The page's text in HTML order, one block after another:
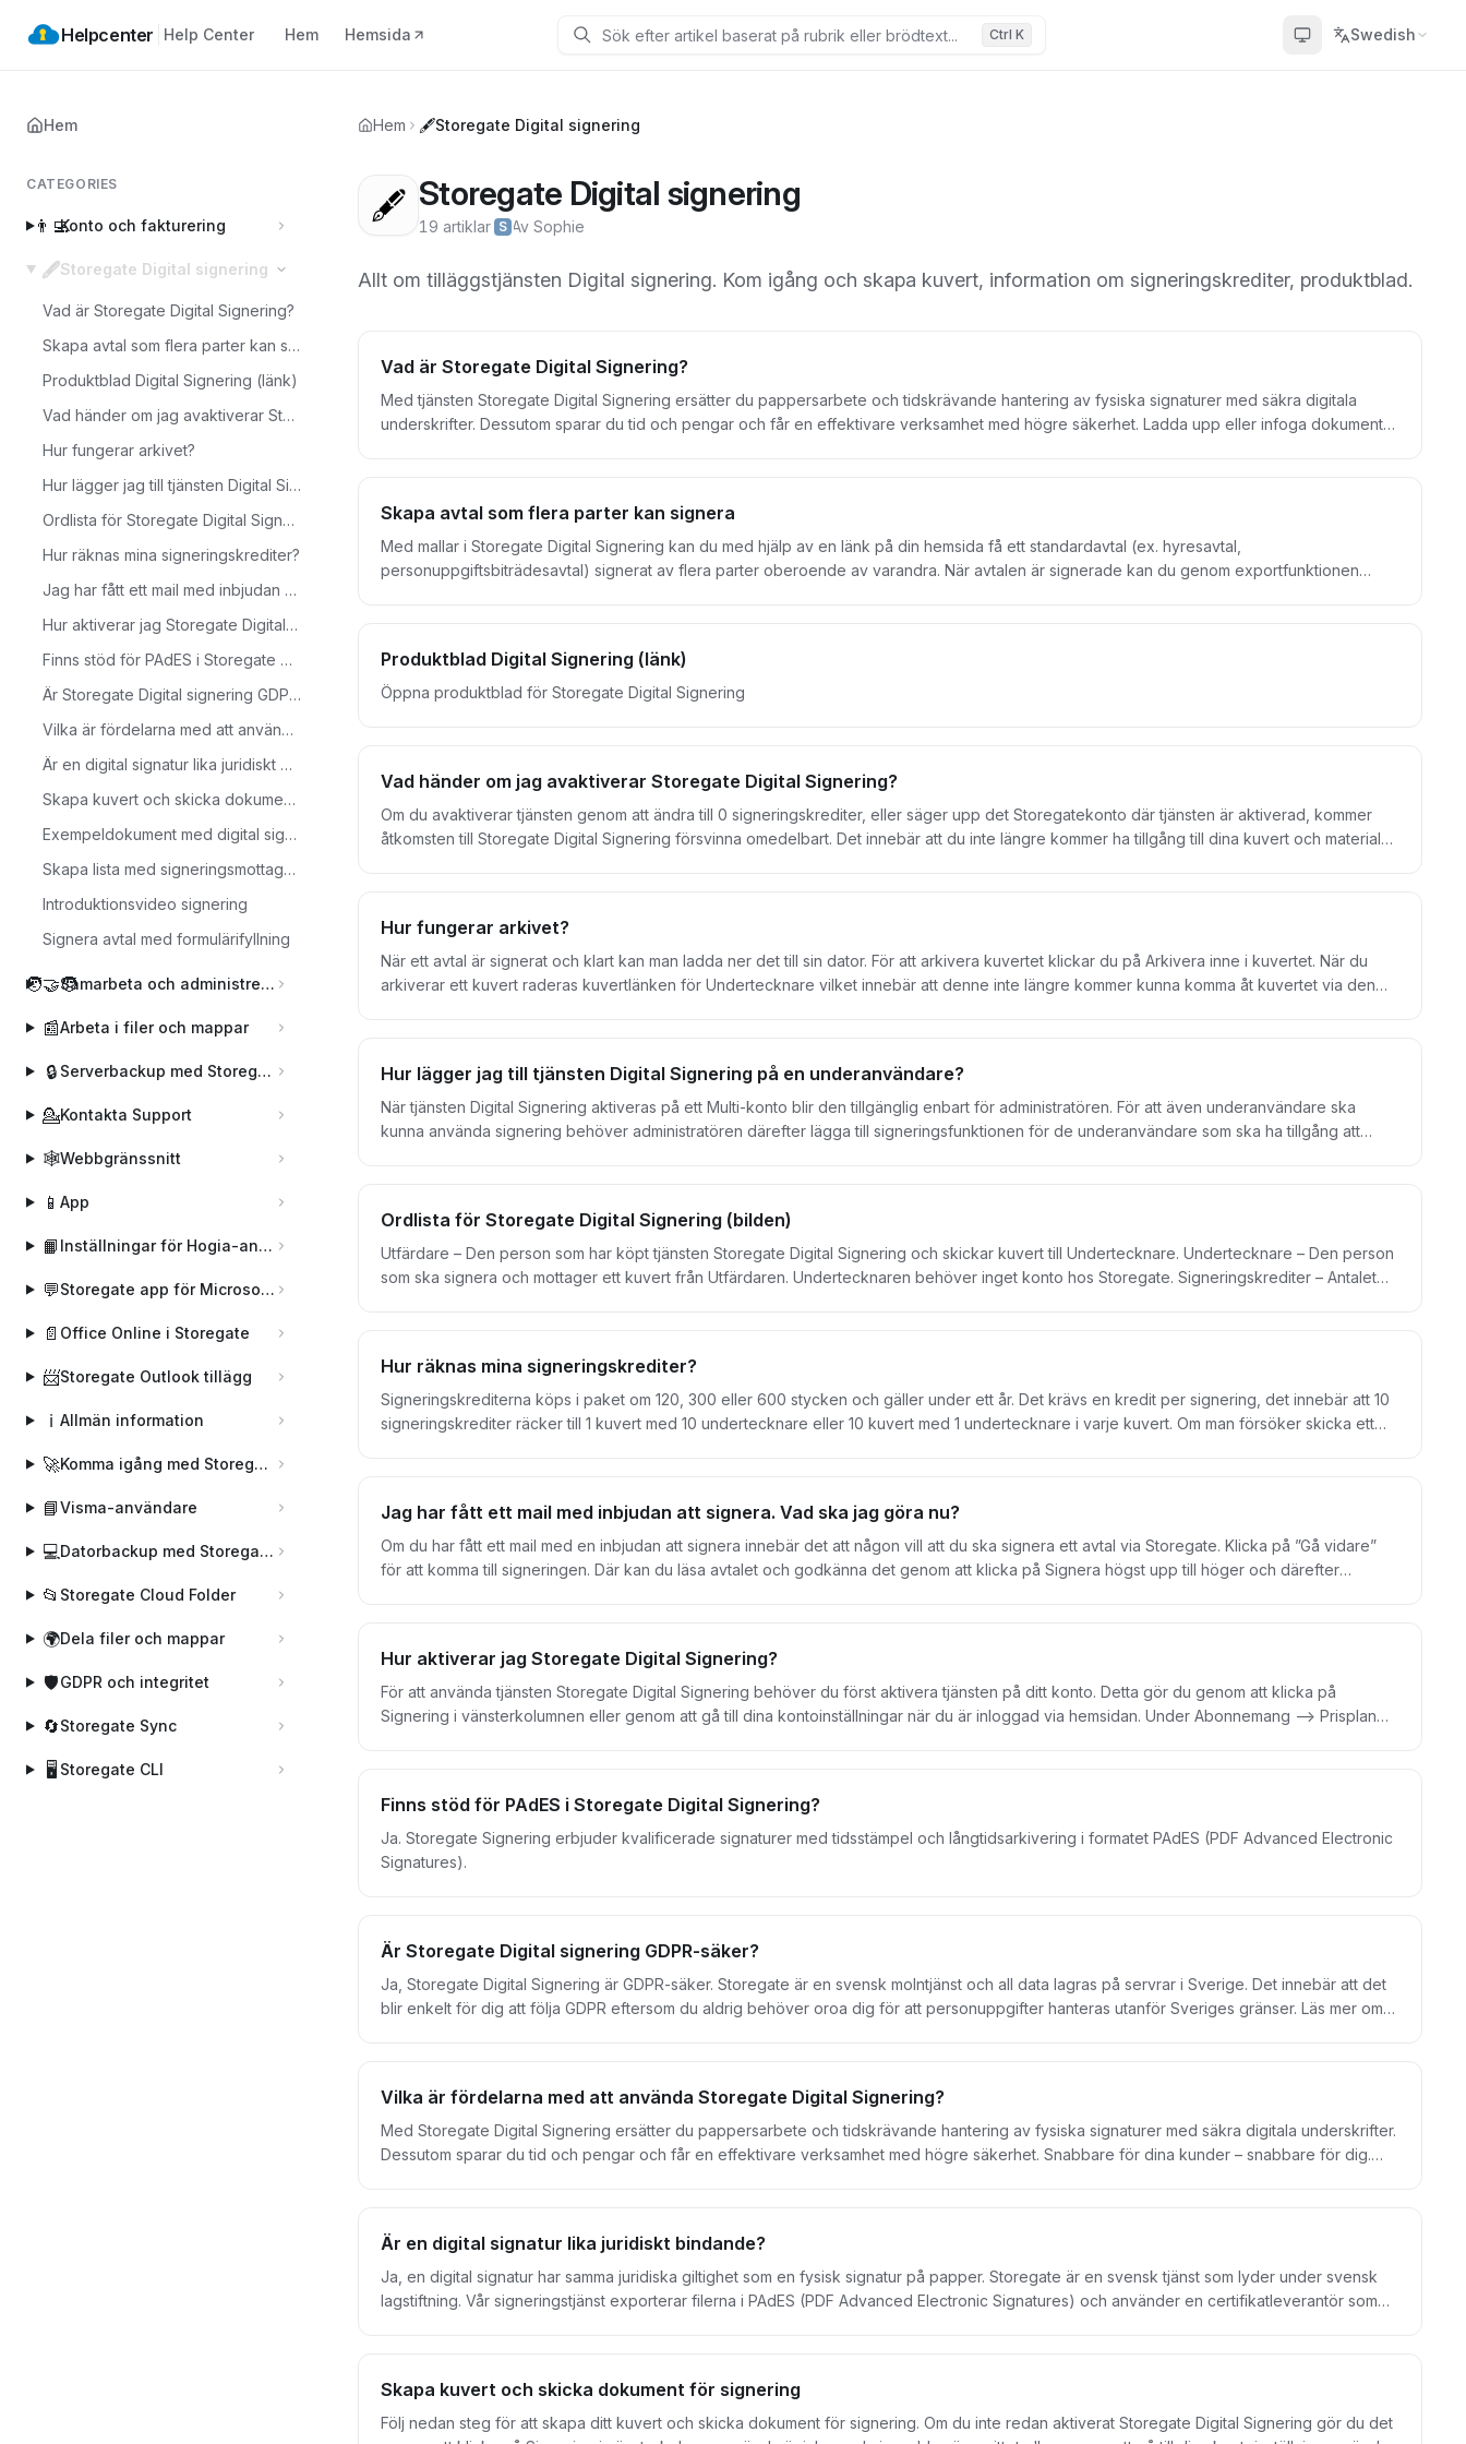
Helpcenter Help Center Hem Hemsida Ctrl K Swedish
Hem
CATEGORIES
👨‍💻Konto och fakturering
🖋️Storegate Digital signering
Vad är Storegate Digital Signering?
Skapa avtal som flera parter kan signera
Produktblad Digital Signering (länk)
Vad händer om jag avaktiverar Storegate Digital Signering?
Hur fungerar arkivet?
Hur lägger jag till tjänsten Digital Signering på en underanvändare?
Ordlista för Storegate Digital Signering (bilden)
Hur räknas mina signeringskrediter?
Jag har fått ett mail med inbjudan att signera. Vad ska jag göra nu?
Hur aktiverar jag Storegate Digital Signering?
Finns stöd för PAdES i Storegate Digital Signering?
Är Storegate Digital signering GDPR-säker?
Vilka är fördelarna med att använda Storegate Digital Signering?
Är en digital signatur lika juridiskt bindande?
Skapa kuvert och skicka dokument för signering
Exempeldokument med digital signering
Skapa lista med signeringsmottagare
Introduktionsvideo signering
Signera avtal med formulärifyllning
🧑‍🤝‍🧑 Samarbeta och administrera användare
📰Arbeta i filer och mappar
🔒 Serverbackup med Storegate Pro Backup
💁Kontakta Support
🕸️Webbgränssnitt
📱 App
📙 Inställningar för Hogia-användare
💬 Storegate app för Microsoft Teams
📄 Office Online i Storegate
📨Storegate Outlook tillägg
ℹ️ Allmän information
🚀 Komma igång med Storegate
📘Visma-användare
💻 Datorbackup med Storegate Online Backup
📂 Storegate Cloud Folder
🌍Dela filer och mappar
🛡️GDPR och integritet
🔄Storegate Sync
🖥️ Storegate CLI
Hem 🖋️Storegate Digital signering
🖋️ Storegate Digital signering
19 artiklar S Av Sophie
Allt om tilläggstjänsten Digital signering. Kom igång och skapa kuvert, information om signeringskrediter, produktblad.
Vad är Storegate Digital Signering?
Med tjänsten Storegate Digital Signering ersätter du pappersarbete och tidskrävande hantering av fysiska signaturer med säkra digitala
underskrifter. Dessutom sparar du tid och pengar och får en effektivare verksamhet med högre säkerhet. Ladda upp eller infoga dokument
kollegor ha era avtal redo för signering. Dessutom är det smidigt att följa hela flödet via vår molntjänst oavsett var ni än befinner er, smidigt
och säkert. Storegate är en svensk molntjänst med full regelefterlevnad enligt GDPR. Vår signeringstjänst exporterar filerna i PAdES (PDF
Advanced Electronic Signatures) och använder en certifikatleverantör som både anger tidsstämplar och finns med på AATL (Adobe Aproved
Skapa avtal som flera parter kan signera
Med mallar i Storegate Digital Signering kan du med hjälp av en länk på din hemsida få ett standardavtal (ex. hyresavtal,
personuppgiftsbiträdesavtal) signerat av flera parter oberoende av varandra. När avtalen är signerade kan du genom exportfunktionen
signering sker (dessa uppgifter läggs till i avtalet) 8. Publicera mall och kopiera länken samt infoga på den plats du vill ha den Länken är aktiv
så länge kuvertet finns tillgängligt. Tips! Prova gärna själv att gå till länken och signera kuvertet.
Produktblad Digital Signering (länk)
Öppna produktblad för Storegate Digital Signering
Vad händer om jag avaktiverar Storegate Digital Signering?
Om du avaktiverar tjänsten genom att ändra till 0 signeringskrediter, eller säger upp det Storegatekonto där tjänsten är aktiverad, kommer
åtkomsten till Storegate Digital Signering försvinna omedelbart. Det innebär att du inte längre kommer ha tillgång till dina kuvert och materialet
Hur fungerar arkivet?
När ett avtal är signerat och klart kan man ladda ner det till sin dator. För att arkivera kuvertet klickar du på Arkivera inne i kuvertet. När du
arkiverar ett kuvert raderas kuvertlänken för Undertecknare vilket innebär att denne inte längre kommer kunna komma åt kuvertet via den
Hur lägger jag till tjänsten Digital Signering på en underanvändare?
När tjänsten Digital Signering aktiveras på ett Multi-konto blir den tillgänglig enbart för administratören. För att även underanvändare ska
kunna använda signering behöver administratören därefter lägga till signeringsfunktionen för de underanvändare som ska ha tillgång att
Ordlista för Storegate Digital Signering (bilden)
Utfärdare – Den person som har köpt tjänsten Storegate Digital Signering och skickar kuvert till Undertecknare. Undertecknare – Den person
som ska signera och mottager ett kuvert från Utfärdaren. Undertecknaren behöver inget konto hos Storegate. Signeringskrediter – Antalet
exempelvis VD signerar avtalet.
Hur räknas mina signeringskrediter?
Signeringskrediterna köps i paket om 120, 300 eller 600 stycken och gäller under ett år. Det krävs en kredit per signering, det innebär att 10
signeringskrediter räcker till 1 kuvert med 10 undertecknare eller 10 kuvert med 1 undertecknare i varje kuvert. Om man försöker skicka ett
Jag har fått ett mail med inbjudan att signera. Vad ska jag göra nu?
Om du har fått ett mail med en inbjudan att signera innebär det att någon vill att du ska signera ett avtal via Storegate. Klicka på ”Gå vidare”
för att komma till signeringen. Där kan du läsa avtalet och godkänna det genom att klicka på Signera högst upp till höger och därefter
Hur aktiverar jag Storegate Digital Signering?
För att använda tjänsten Storegate Digital Signering behöver du först aktivera tjänsten på ditt konto. Detta gör du genom att klicka på
Signering i vänsterkolumnen eller genom att gå till dina kontoinställningar när du är inloggad via hemsidan. Under Abonnemang –> Prisplan
Finns stöd för PAdES i Storegate Digital Signering?
Ja. Storegate Signering erbjuder kvalificerade signaturer med tidsstämpel och långtidsarkivering i formatet PAdES (PDF Advanced Electronic
Signatures).
Är Storegate Digital signering GDPR-säker?
Ja, Storegate Digital Signering är GDPR-säker. Storegate är en svensk molntjänst och all data lagras på servrar i Sverige. Det innebär att det
blir enkelt för dig att följa GDPR eftersom du aldrig behöver oroa dig för att personuppgifter hanteras utanför Sveriges gränser. Läs mer om
Vilka är fördelarna med att använda Storegate Digital Signering?
Med Storegate Digital Signering ersätter du pappersarbete och tidskrävande hantering av fysiska signaturer med säkra digitala underskrifter.
Dessutom sparar du tid och pengar och får en effektivare verksamhet med högre säkerhet. Snabbare för dina kunder – snabbare för dig.
är GDPR-säker. Storegate är en svensk molntjänst och all data lagras på servrar i Sverige. Det innebär att det blir enkelt för dig att följa GDPR
eftersom du aldrig behöver oroa dig för att personuppgifter hanteras utanför Sveriges gränser.
Är en digital signatur lika juridiskt bindande?
Ja, en digital signatur har samma juridiska giltighet som en fysisk signatur på papper. Storegate är en svensk tjänst som lyder under svensk
lagstiftning. Vår signeringstjänst exporterar filerna i PAdES (PDF Advanced Electronic Signatures) och använder en certifikatleverantör som
Skapa kuvert och skicka dokument för signering
Följ nedan steg för att skapa ditt kuvert och skicka dokument för signering. Om du inte redan aktiverat Storegate Digital Signering gör du det